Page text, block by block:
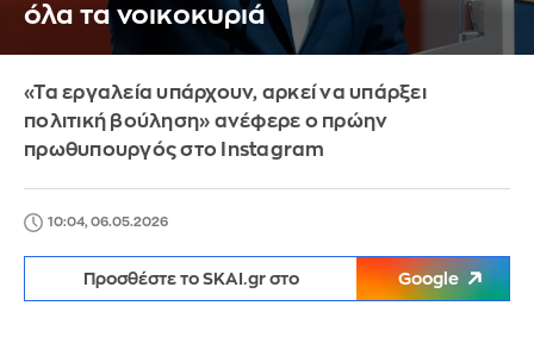
όλα τα νοικοκυριά
«Τα εργαλεία υπάρχουν, αρκεί να υπάρξει
πολιτική βούληση» ανέφερε ο πρώην
πρωθυπουργός στο Instagram
10:04, 06.05.2026
Προσθέστε το SKAI.gr στο Google